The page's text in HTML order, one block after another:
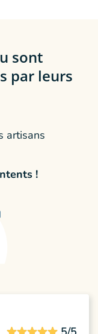
sont
par leurs
artisans
!